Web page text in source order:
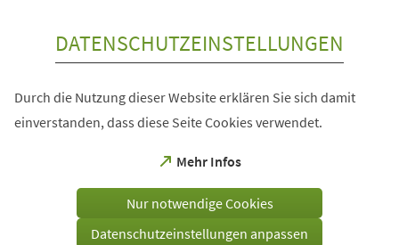
DATENSCHUTZEINSTELLUNGEN
Durch die Nutzung dieser Website erklären Sie sich damit
einverstanden, dass diese Seite Cookies verwendet.
Mehr Infos
(Öffnet
einem
Tab)
Nur notwendige Cookies
Datenschutzeinstellungen anpassen